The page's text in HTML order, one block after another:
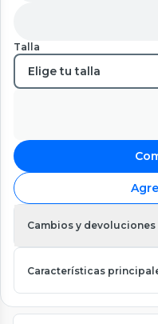
Talla
Cambios y devoluciones
Características